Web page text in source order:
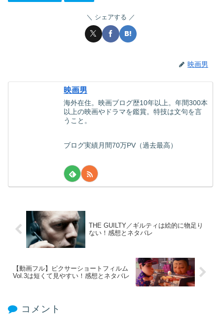
シェアする
映画男
映画男
海外在住。映画ブログ歴10年以上。年間300本
以上の映画やドラマを鑑賞。特技は文句を言
うこと。
ブログ実績月間70万PV（過去最高）
THE GUILTY／ギルティは絵的に物足り
ない！感想とネタバレ
【動画フル】ピクサーショートフィルム
Vol.3は短くて見やすい！感想とネタバレ
コメント